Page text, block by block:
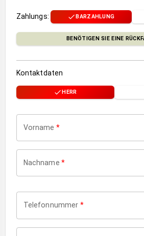
Zahlungs: BARZAHLUNG
BENÖTIGEN SIE EINE
Kontaktdaten
HERR
Vorname *
Nachname *
Telefonnummer *